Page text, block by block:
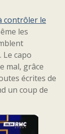
contrôler le
les
Le capo
mal, grâce
écrites de
un coup de